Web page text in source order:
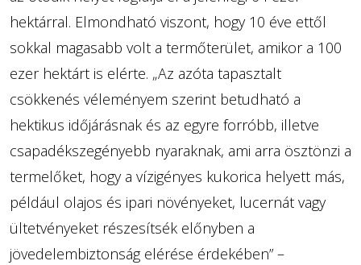
hektárral. Elmondható viszont, hogy 10 éve ettől
sokkal magasabb volt a termőterület, amikor a 100
ezer hektárt is elérte. „Az azóta tapasztalt
csökkenés véleményem szerint betudható a
hektikus időjárásnak és az egyre forróbb, illetve
csapadékszegényebb nyaraknak, ami arra ösztönzi a
termelőket, hogy a vízigényes kukorica helyett más,
például olajos és ipari növényeket, lucernát vagy
ültetvényeket részesítsék előnyben a
jövedelembiztonság elérése érdekében” –